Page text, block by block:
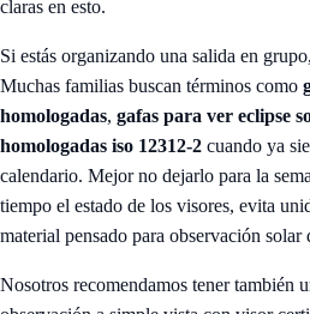
claras en esto.
Si estás organizando una salida en
Muchas familias buscan términos como
homologadas, gafas para ver eclipse
homologadas iso 12312-2 cuando ya
calendario. Mejor no dejarlo para la
tiempo el estado de los visores, evita
material pensado para observación solar
Nosotros recomendamos tener también